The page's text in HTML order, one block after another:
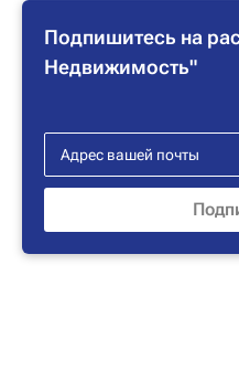
Подпишитесь на
Недвижимость"